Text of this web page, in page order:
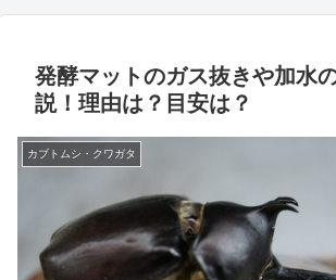
発酵マットのガス抜きや加水
説！理由は？目安は？
カブトムシ・クワガタ